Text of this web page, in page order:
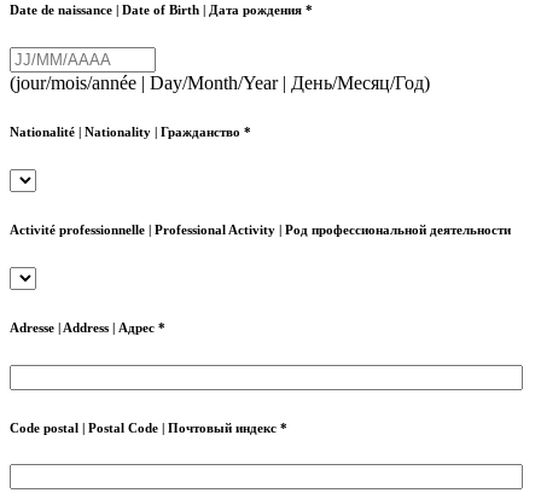
Date de naissance | Date of Birth | Дата рождения *
(jour/mois/année | Day/Month/Year | День/Месяц/Год)
Nationalité | Nationality | Гражданство *
Activité professionnelle | Professional Activity | Род профессиональной деятельности
Adresse | Address | Адрес *
Code postal | Postal Code | Почтовый индекс *